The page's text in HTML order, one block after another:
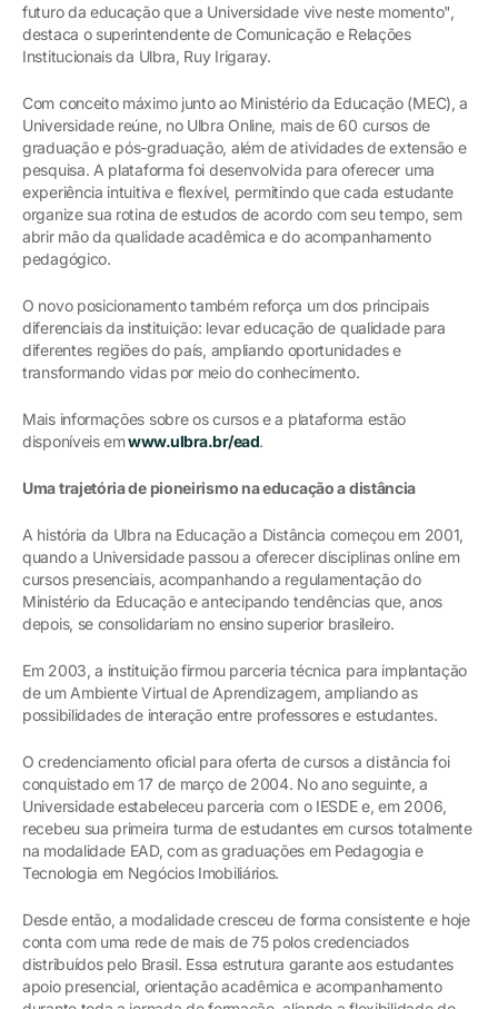
futuro da educação que a Universidade vive neste momento",
destaca o superintendente de Comunicação e Relações
Institucionais da Ulbra, Ruy Irigaray.
Com conceito máximo junto ao Ministério da Educação (MEC), a
Universidade reúne, no Ulbra Online, mais de 60 cursos de
graduação e pós-graduação, além de atividades de extensão e
pesquisa. A plataforma foi desenvolvida para oferecer uma
experiência intuitiva e flexível, permitindo que cada estudante
organize sua rotina de estudos de acordo com seu tempo, sem
abrir mão da qualidade acadêmica e do acompanhamento
pedagógico.
O novo posicionamento também reforça um dos principais
diferenciais da instituição: levar educação de qualidade para
diferentes regiões do país, ampliando oportunidades e
transformando vidas por meio do conhecimento.
Mais informações sobre os cursos e a plataforma estão
disponíveis emwww.ulbra.br/ead.
Uma trajetória de pioneirismo na educação a distância
A história da Ulbra na Educação a Distância começou em 2001,
quando a Universidade passou a oferecer disciplinas online em
cursos presenciais, acompanhando a regulamentação do
Ministério da Educação e antecipando tendências que, anos
depois, se consolidariam no ensino superior brasileiro.
Em 2003, a instituição firmou parceria técnica para implantação
de um Ambiente Virtual de Aprendizagem, ampliando as
possibilidades de interação entre professores e estudantes.
O credenciamento oficial para oferta de cursos a distância foi
conquistado em 17 de março de 2004. No ano seguinte, a
Universidade estabeleceu parceria com o IESDE e, em 2006,
recebeu sua primeira turma de estudantes em cursos totalmente
na modalidade EAD, com as graduações em Pedagogia e
Tecnologia em Negócios Imobiliários.
Desde então, a modalidade cresceu de forma consistente e hoje
conta com uma rede de mais de 75 polos credenciados
distribuídos pelo Brasil. Essa estrutura garante aos estudantes
apoio presencial, orientação acadêmica e acompanhamento